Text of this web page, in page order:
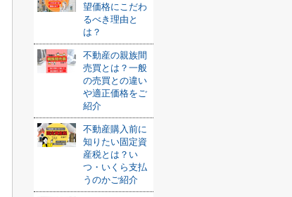
望価格にこだわ
るべき理由と
は？
不動産の親族間
売買とは？一般
の売買との違い
や適正価格をご
紹介
不動産購入前に
知りたい固定資
産税とは？い
つ・いくら支払
うのかご紹介